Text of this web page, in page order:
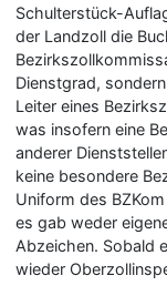
Schulterstück-
der Landzoll die
Dienstgrad,
Leiter eines
was insofern eine
anderer
keine besondere
Uniform des
es gab weder
Abzeichen. Sobald
wieder